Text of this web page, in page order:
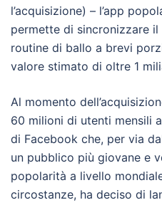
l’acquisizione) – l’app
permette di sincronizzare
routine di ballo a brevi
valore stimato di oltre 1
Al momento
60 milioni di utenti mensili
di Facebook che, per via
un pubblico più giovane e
popolarità a livello
circostanze, ha deciso di